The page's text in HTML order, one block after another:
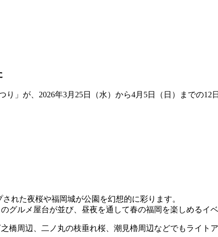
」が、2026年3月25日（水）から4月5日（日）までの
れた夜桜や福岡城が公園を幻想的に彩ります。
グルメ屋台が並び、昼夜を通して春の福岡を楽しめるイ
橋周辺、二ノ丸の枝垂れ桜、潮見櫓周辺などでもライト